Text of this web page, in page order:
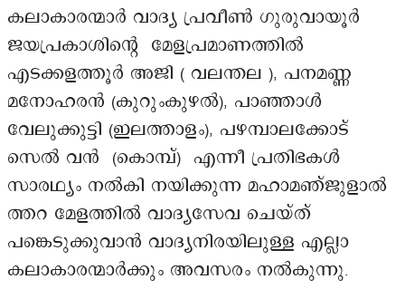
കലാകാരന്മാർ വാദ്യ പ്രവീൺ ഗുരുവായൂർ
ജയപ്രകാശിന്റെ മേളപ്രമാണത്തിൽ
എടക്കളത്തൂർ അജി ( വലന്തല ), പനമണ്ണ
മനോഹരൻ (കുറുംകുഴൽ), പാഞ്ഞാൾ
വേലുക്കുട്ടി (ഇലത്താളം), പഴമ്പാലക്കോട്
സെൽ വൻ (കൊമ്പ്) എന്നീ പ്രതിഭകൾ
സാരഥ്യം നൽകി നയിക്കുന്ന മഹാമഞ്ജുളാൽ
ത്തറ മേളത്തിൽ വാദ്യസേവ ചെയ്ത്
പങ്കെടുക്കുവാൻ വാദ്യനിരയിലുള്ള എല്ലാ
കലാകാരന്മാർക്കും അവസരം നൽകുന്നു.